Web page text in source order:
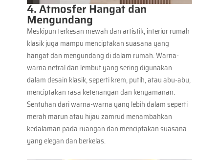
4. Atmosfer Hangat dan
Mengundang
Meskipun terkesan mewah dan artistik, interior rumah
klasik juga mampu menciptakan suasana yang
hangat dan mengundang di dalam rumah. Warna-
warna netral dan lembut yang sering digunakan
dalam desain klasik, seperti krem, putih, atau abu-abu,
menciptakan rasa ketenangan dan kenyamanan.
Sentuhan dari warna-warna yang lebih dalam seperti
merah marun atau hijau zamrud menambahkan
kedalaman pada ruangan dan menciptakan suasana
yang elegan dan berkelas.